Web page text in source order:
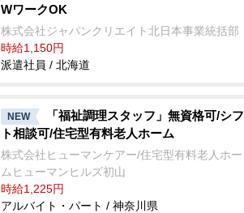
WワークOK
株式会社ジャパンクリエイト北日本事業統括部
時給1,150円
派遣社員 / 北海道
NEW
「福祉調理スタッフ」無資格可/シフ
ト相談可/住宅型有料老人ホーム
株式会社ヒューマンケアー/住宅型有料老人ホー
ムヒューマンヒルズ初山
時給1,225円
アルバイト・パート / 神奈川県